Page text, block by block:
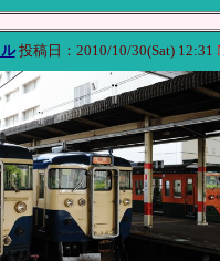
投稿日：2010/10/30(Sat) 12:31